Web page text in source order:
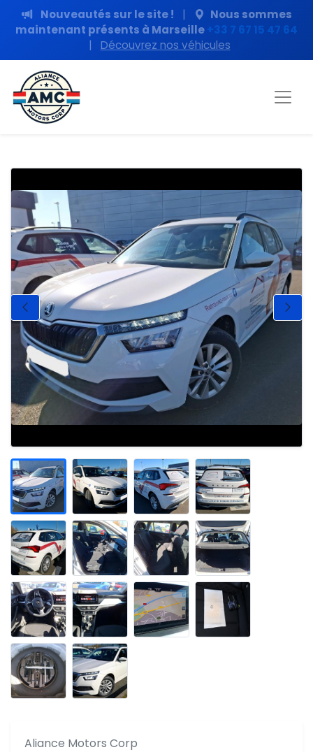
Nouveautés sur le site ! |
Nous sommes
maintenant présents à Marseille+33 7 67 15 47 64
|
Découvrez nos véhicules
Aliance Motors Corp